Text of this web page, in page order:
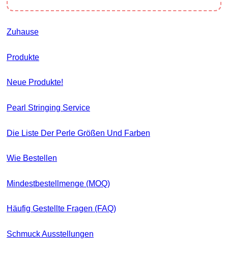
Zuhause
Produkte
Neue Produkte!
Pearl Stringing Service
Die Liste Der Perle Größen Und Farben
Wie Bestellen
Mindestbestellmenge (MOQ)
Häufig Gestellte Fragen (FAQ)
Schmuck Ausstellungen